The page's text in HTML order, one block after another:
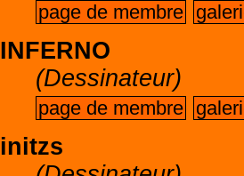
page de membre
INFERNO
(Dessinateur)
page de membre
initzs